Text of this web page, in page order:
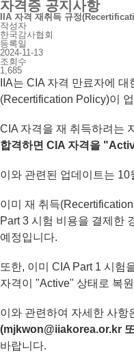
자격증 공지사항
IIA 자격 재취득 규정
작성자
한국감사협회
등록일
2024-11-13
조회수
1,685
IIA는 CIA 자격 만료자에
(Recertification Policy)이
CIA 자격을 재 취득하려는
합격하면 CIA 자격을
이와 관련된 업데이트는
이미 재 취득
Part 3 시험 비용을 결제한
예정입니다.
또한, 이미 CIA Part 1 시험
자격이 "Active" 상태로 복
이와 관련하여 자세한 사항
(mjkwon@iiakorea.or.kr
바랍니다.